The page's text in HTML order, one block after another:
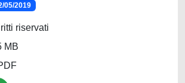
05/2019
riservati
MB